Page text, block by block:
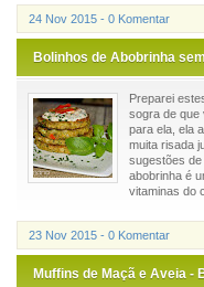
24 Nov 2015 - 0 Komentar
Bolinhos de Abobrinha
Preparei
sogra de que
para ela, ela
muita risada
sugestões
abobrinha é
vitaminas do
23 Nov 2015 - 0 Komentar
Muffins de Maçã e Aveia -